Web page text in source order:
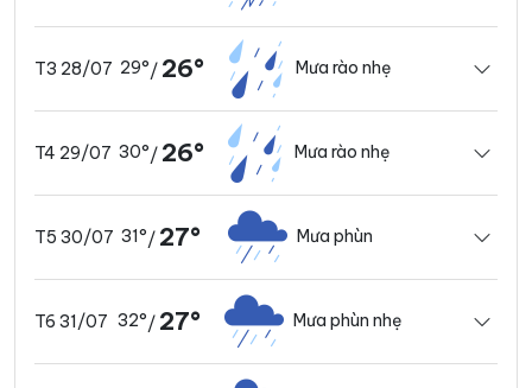
T3 28/07 29°/ 26° Mưa rào nhẹ
T4 29/07 30°/ 26° Mưa rào nhẹ
T5 30/07 31°/ 27° Mưa phùn
T6 31/07 32°/ 27° Mưa phùn nhẹ